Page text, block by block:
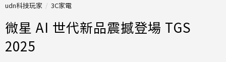
udn科技玩家 3C家電
微星 AI 世代新品震撼登場 TGS
2025